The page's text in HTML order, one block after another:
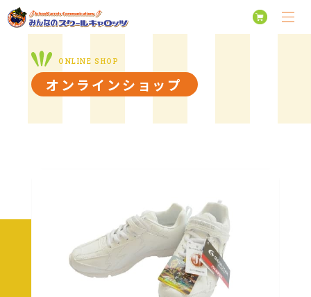
オンラインショップ